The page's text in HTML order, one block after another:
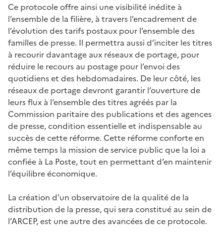
Ce protocole offre ainsi une visibilité inédite à
l’ensemble de la filière, à travers l’encadrement de
l’évolution des tarifs postaux pour l’ensemble des
familles de presse. Il permettra aussi d’inciter les titres
à recourir davantage aux réseaux de portage, pour
réduire le recours au postage pour l’envoi des
quotidiens et des hebdomadaires. De leur côté, les
réseaux de portage devront garantir l’ouverture de
leurs flux à l’ensemble des titres agréés par la
Commission paritaire des publications et des agences
de presse, condition essentielle et indispensable au
succès de cette réforme. Cette réforme conforte en
même temps la mission de service public que la loi a
confiée à La Poste, tout en permettant d’en maintenir
l’équilibre économique.
La création d’un observatoire de la qualité de la
distribution de la presse, qui sera constitué au sein de
l’ARCEP, est une autre des avancées de ce protocole.